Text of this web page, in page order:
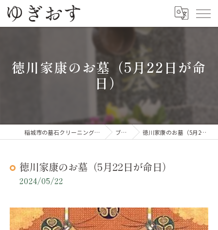
徳川家康のお墓（5月22日が命
日）
稲城市の墓石クリーニングならゆぎおす ブログ 徳川家康のお墓（5月22日が命日）
徳川家康のお墓（5月22日が命日）
2024/05/22